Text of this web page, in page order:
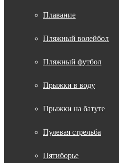
Плавание
Пляжный волейбол
Пляжный футбол
Прыжки в воду
Прыжки на батуте
Пулевая стрельба
Пятиборье